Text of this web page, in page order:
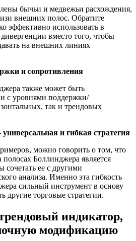
бычьи и медвежьи расхождения,
внешних полос. Обратите
эффективно использовать в
вместо того, чтобы
на внешних линиях
и сопротивления
также может быть
с уровнями поддержки/
так и трендовых
и гибкая стратегия
можно говорить о том, что
полосах Боллинджера является
сочетать ее с другими
анализа. Именно эта гибкость
сильный инструмент в основу
другие торговые стратегии.
индикатор,
модификацию